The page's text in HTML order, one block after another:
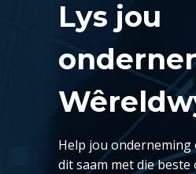
Lys jou
Help jou
dit saam met die